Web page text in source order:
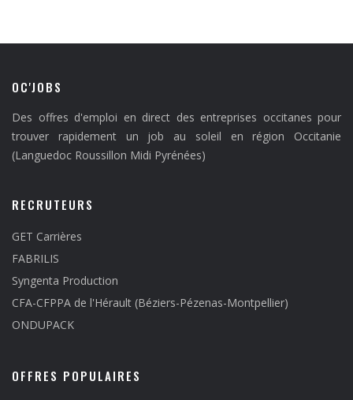
OC'JOBS
Des offres d'emploi en direct des entreprises occitanes pour
trouver rapidement un job au soleil en région Occitanie
(Languedoc Roussillon Midi Pyrénées)
RECRUTEURS
GET Carrières
FABRILIS
Syngenta Production
CFA-CFPPA de l'Hérault (Béziers-Pézenas-Montpellier)
ONDUPACK
OFFRES POPULAIRES